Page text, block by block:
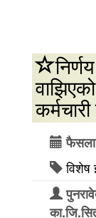
फैसला